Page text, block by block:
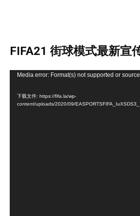
FIFA21 街球模式最新宣
Media error: Format(s) not supported or
下载文件: https://fifa.la/wp-
content/uploads/2020/09/